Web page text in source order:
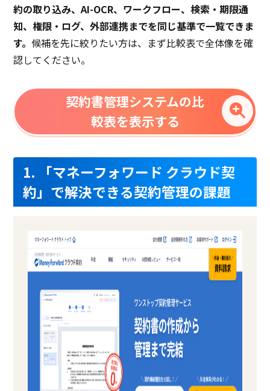
約の取り込み、AI-OCR、ワークフロー、検索・期限通
知、権限・ログ、外部連携までを同じ基準で一覧できま
す。候補を先に絞りたい方は、まず比較表で全体像を確
認してください。
契約書管理システムの比
較表を表示する
1. 「マネーフォワード クラウド契
約」で解決できる契約管理の課題